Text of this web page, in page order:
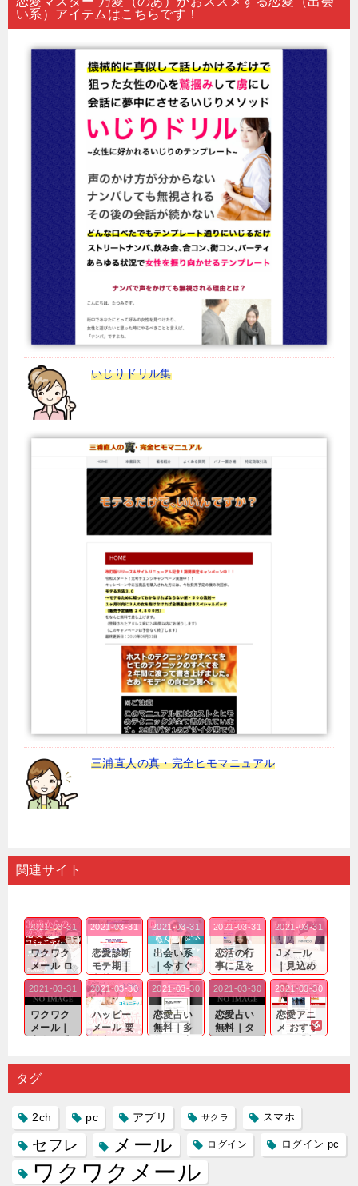
い系）アイテムはこちらです！
いじりドリル集
三浦直人の真・完全ヒモマニュアル
関連サイト
ワクワク
メール ロ
グイン pc
｜心の底
から真
剣...
2021-03-31
恋愛診断
モテ期｜
老若男女
問わ
ず…。
2021-03-31
出会い系
｜今すぐ
仲良くな
れる相手
探しをし
たいと...
2021-03-31
恋活の行
事に足を
運んでも
出会いの
チャンス
が訪れ...
2021-03-31
Jメール
｜見込め
る効果が
確実なも
のであっ
ても…...
2021-03-31
ワクワク
メール｜
出会い系
り会った
人に軽...
2021-03-31
ハッピー
メール 要
注意人物
するので
2021-03-30
恋愛占い
無料｜多
数ある出
プリの内
2021-03-30
恋愛占い
無料｜タ
ーゲット
る人に恋
2021-03-30
恋愛アニ
メ おすす
め｜「心
雑で素人
2021-03-30
タグ
2ch pc アプリ サクラ スマホ
セフレ メール ログイン ログイン pc
ワクワクメール